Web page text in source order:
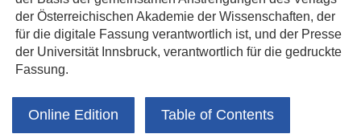
der Österreichischen Akademie der Wissenschaften, der
für die digitale Fassung verantwortlich ist, und der Presse
der Universität Innsbruck, verantwortlich für die gedruckte
Fassung.
Online Edition Table of Contents